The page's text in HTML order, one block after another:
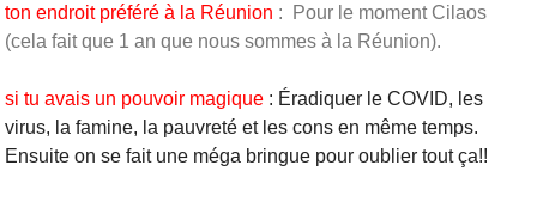
ton endroit préféré à la Réunion : Pour le moment Cilaos
(cela fait que 1 an que nous sommes à la Réunion).
si tu avais un pouvoir magique : Éradiquer le COVID, les
virus, la famine, la pauvreté et les cons en même temps.
Ensuite on se fait une méga bringue pour oublier tout ça!!